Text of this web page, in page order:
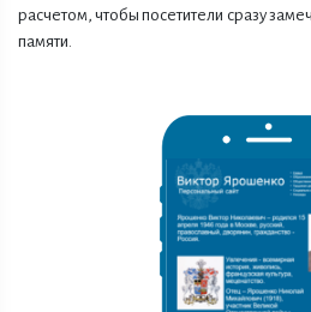
расчетом, чтобы посетители сразу
памяти.